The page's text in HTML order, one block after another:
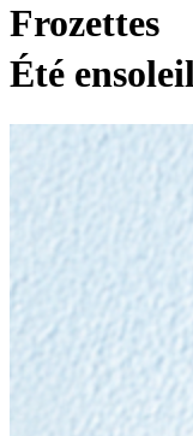
Frozettes
Été